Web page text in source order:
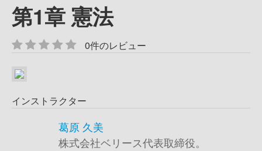
第1章 憲法
0件のレビュー
インストラクター
葛原 久美
株式会社ベリース代表取締役。